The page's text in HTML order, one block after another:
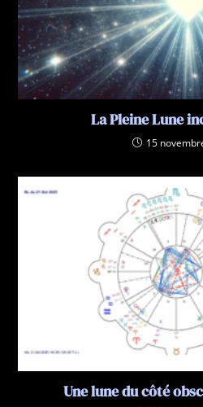
La Pleine Lune
15
Une lune du côté